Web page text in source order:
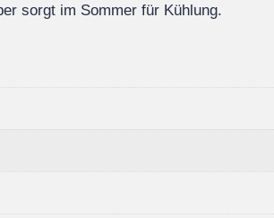
sorgt im Sommer für Kühlung.